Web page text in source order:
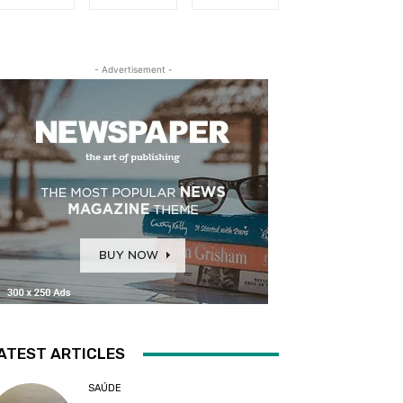
- Advertisement -
ARTICLES
SAÚDE